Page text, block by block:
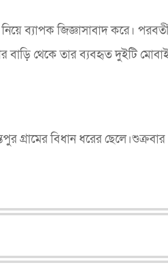
ব্যাপক জিজ্ঞাসাবাদ করে।
বাড়ি থেকে তার ব্যবহৃত দুইটি
গ্রামের বিধান ধরের